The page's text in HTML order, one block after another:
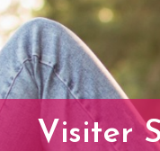
Visiter